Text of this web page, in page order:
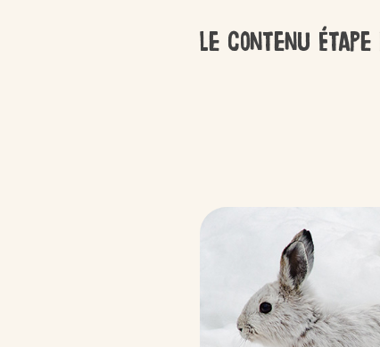
Qualité et
APPLAYDU &
Le contenu étape